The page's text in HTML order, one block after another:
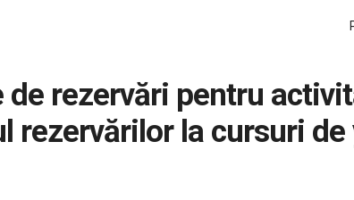
rezervărilor la cursuri de